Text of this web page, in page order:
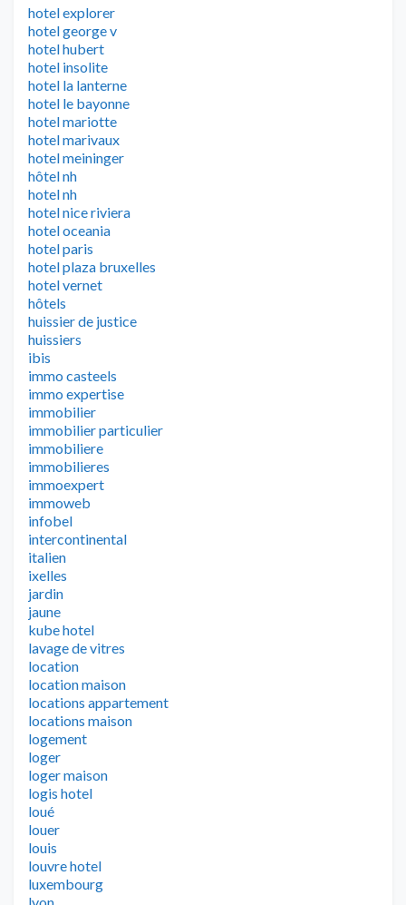
hotel explorer
hotel george v
hotel hubert
hotel insolite
hotel la lanterne
hotel le bayonne
hotel mariotte
hotel marivaux
hotel meininger
hôtel nh
hotel nh
hotel nice riviera
hotel oceania
hotel paris
hotel plaza bruxelles
hotel vernet
hôtels
huissier de justice
huissiers
ibis
immo casteels
immo expertise
immobilier
immobilier particulier
immobiliere
immobilieres
immoexpert
immoweb
infobel
intercontinental
italien
ixelles
jardin
jaune
kube hotel
lavage de vitres
location
location maison
locations appartement
locations maison
logement
loger
loger maison
logis hotel
loué
louer
louis
louvre hotel
luxembourg